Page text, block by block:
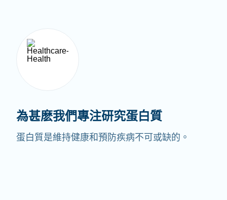
為甚麽我們專注研究蛋白質
蛋白質是維持健康和預防疾病不可或缺的。